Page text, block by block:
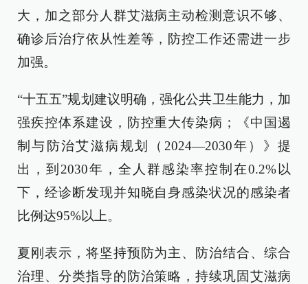
大，加之部分人群艾滋病主动检测意识不够、
确诊后治疗依从性差等，防控工作还需进一步
加强。
“十五五”规划建议明确，强化公共卫生能力，加
强疾控体系建设，防控重大传染病；《中国遏
制与防治艾滋病规划（2024—2030年）》提
出，到2030年，全人群感染率控制在0.2%以
下，经诊断发现并知晓自身感染状况的感染者
比例达95%以上。
夏刚表示，将坚持预防为主、防治结合、综合
治理、分类指导的防治策略，持续巩固艾滋病